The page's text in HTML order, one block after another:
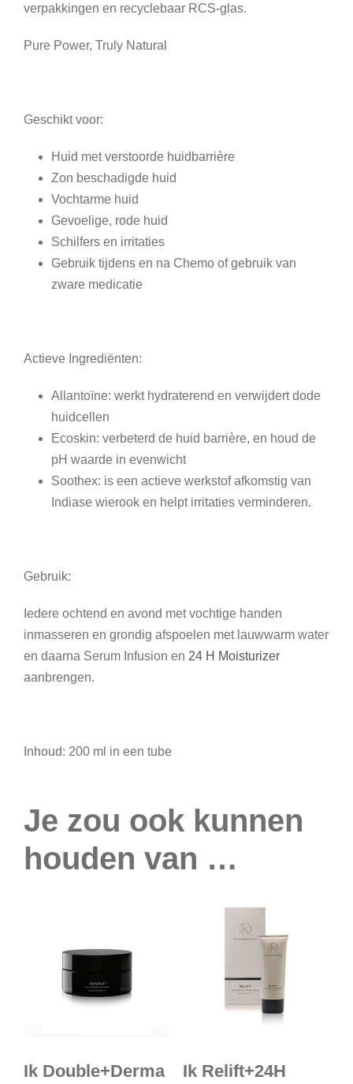
verpakkingen en recyclebaar RCS-glas.
Pure Power, Truly Natural
Geschikt voor:
Huid met verstoorde huidbarrière
Zon beschadigde huid
Vochtarme huid
Gevoelige, rode huid
Schilfers en irritaties
Gebruik tijdens en na Chemo of gebruik van
zware medicatie
Actieve Ingrediënten:
Allantoïne: werkt hydraterend en verwijdert dode
huidcellen
Ecoskin: verbeterd de huid barrière, en houd de
pH waarde in evenwicht
Soothex: is een actieve werkstof afkomstig van
Indiase wierook en helpt irritaties verminderen.
Gebruik:
Iedere ochtend en avond met vochtige handen
inmasseren en grondig afspoelen met lauwwarm water
en daarna Serum Infusion en 24 H Moisturizer
aanbrengen.
Inhoud: 200 ml in een tube
Je zou ook kunnen
houden van …
Ik Double+Derma
Ik Relift+24H